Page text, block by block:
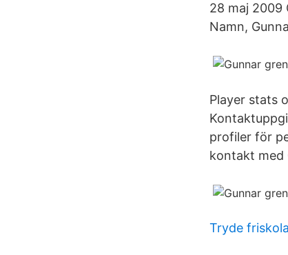
28 maj 2009
Namn,
Player stats
profiler för
kontakt med
Tryde